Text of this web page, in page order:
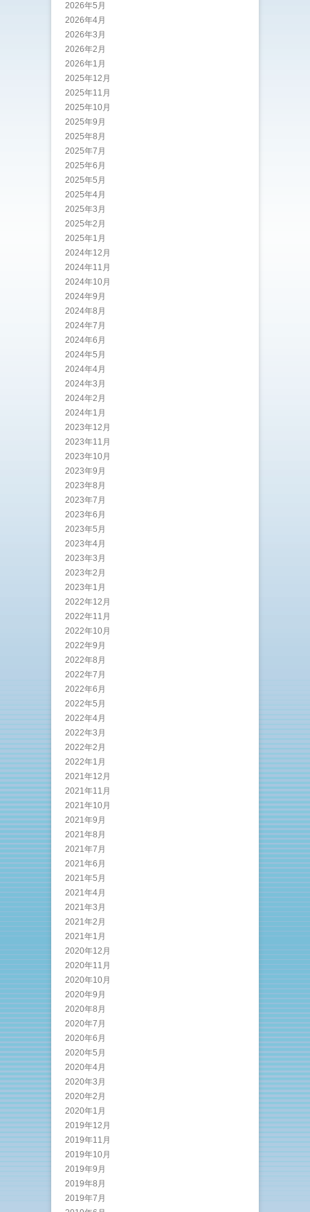
2026年5月
2026年4月
2026年3月
2026年2月
2026年1月
2025年12月
2025年11月
2025年10月
2025年9月
2025年8月
2025年7月
2025年6月
2025年5月
2025年4月
2025年3月
2025年2月
2025年1月
2024年12月
2024年11月
2024年10月
2024年9月
2024年8月
2024年7月
2024年6月
2024年5月
2024年4月
2024年3月
2024年2月
2024年1月
2023年12月
2023年11月
2023年10月
2023年9月
2023年8月
2023年7月
2023年6月
2023年5月
2023年4月
2023年3月
2023年2月
2023年1月
2022年12月
2022年11月
2022年10月
2022年9月
2022年8月
2022年7月
2022年6月
2022年5月
2022年4月
2022年3月
2022年2月
2022年1月
2021年12月
2021年11月
2021年10月
2021年9月
2021年8月
2021年7月
2021年6月
2021年5月
2021年4月
2021年3月
2021年2月
2021年1月
2020年12月
2020年11月
2020年10月
2020年9月
2020年8月
2020年7月
2020年6月
2020年5月
2020年4月
2020年3月
2020年2月
2020年1月
2019年12月
2019年11月
2019年10月
2019年9月
2019年8月
2019年7月